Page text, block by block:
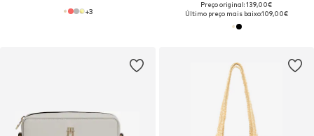
+3
Preço original: 139,00€
Último preço mais baixo:109,00€